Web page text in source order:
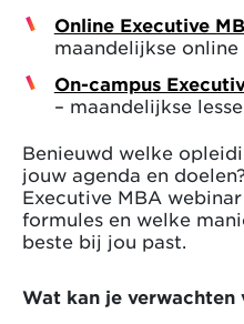
Online Executive
maandelijkse online
On-campus
– maandelijkse
Benieuwd welke
jouw agenda en
Executive MBA
formules en welke
beste bij jou past.
Wat kan je verwachten